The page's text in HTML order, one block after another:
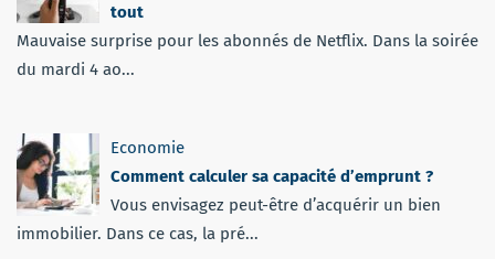
tout
Mauvaise surprise pour les abonnés de Netflix. Dans la soirée
du mardi 4 ao...
Economie
Comment calculer sa capacité d’emprunt ?
Vous envisagez peut-être d’acquérir un bien
immobilier. Dans ce cas, la pré...